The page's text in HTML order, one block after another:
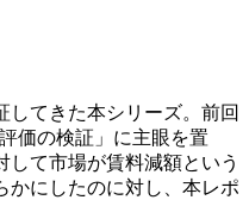
してきた本シリーズ。前回
価の検証」に主眼を置
して市場が賃料減額という
かにしたのに対し、本レポ